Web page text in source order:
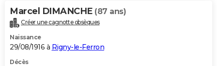
Marcel DIMANCHE (87 ans)
Créer une cagnotte obsèques
Naissance
29/08/1916 à Rigny-le-Ferron
Décès